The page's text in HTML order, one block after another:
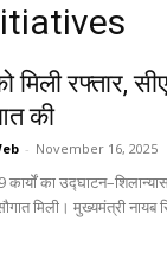
मिली रफ्तार,
की
- November 16, 2025
का
मिली। मुख्यमंत्री